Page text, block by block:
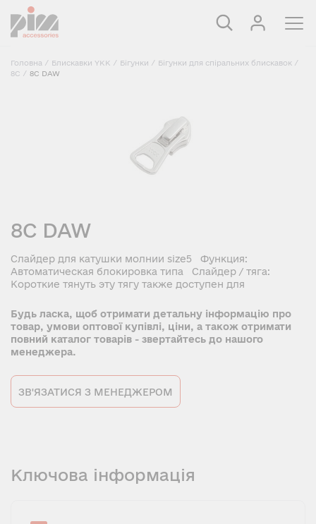
Головна / Блискавки YKK / Бігунки / Бігунки для спіральних блискавок /
8C / 8C DAW
8C DAW
Слайдер для катушки молнии size5 Функция:
Автоматическая блокировка типа Слайдер / тяга:
Короткие тянуть эту тягу также доступен для
Будь ласка, щоб отримати детальну інформацію про
товар, умови оптової купівлі, ціни, а також отримати
повний каталог товарів - звертайтесь до нашого
менеджера.
ЗВ'ЯЗАТИСЯ З МЕНЕДЖЕРОМ
Ключова інформація